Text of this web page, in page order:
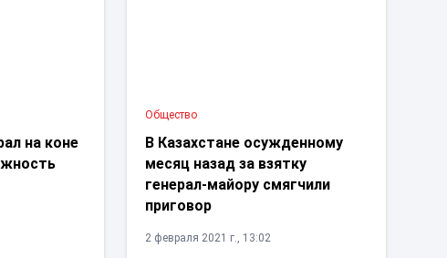
на коне
Общество
В Казахстане осужденному
месяц назад за взятку
генерал-майору смягчили
приговор
2 февраля 2021 г., 13:02